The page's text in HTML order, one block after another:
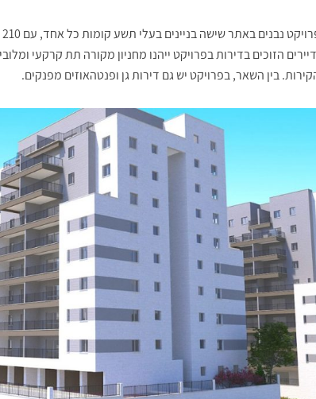
הדיירים הזוכים בדירות בפרויקט ייהנו מחניון מקורה תת קרקעי
בין השאר, בפרויקט יש גם דירות גן ופנטהאוזים מפנקים.